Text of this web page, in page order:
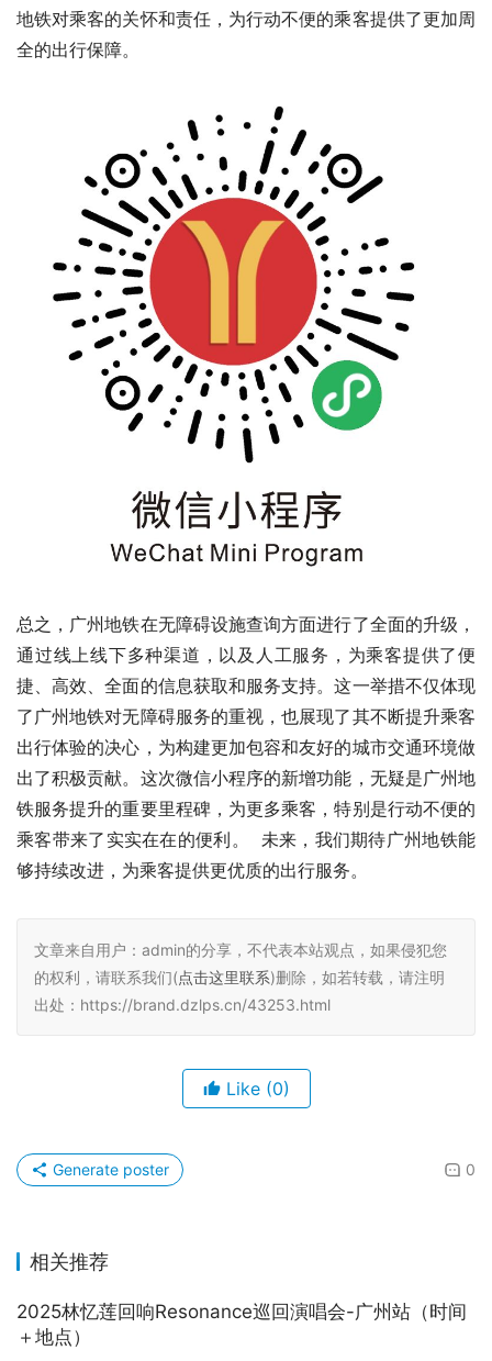
地铁对乘客的关怀和责任，为行动不便的乘客提供了更加周
全的出行保障。
总之，广州地铁在无障碍设施查询方面进行了全面的升级，
通过线上线下多种渠道，以及人工服务，为乘客提供了便
捷、高效、全面的信息获取和服务支持。这一举措不仅体现
了广州地铁对无障碍服务的重视，也展现了其不断提升乘客
出行体验的决心，为构建更加包容和友好的城市交通环境做
出了积极贡献。这次微信小程序的新增功能，无疑是广州地
铁服务提升的重要里程碑，为更多乘客，特别是行动不便的
乘客带来了实实在在的便利。  未来，我们期待广州地铁能
够持续改进，为乘客提供更优质的出行服务。
文章来自用户：admin的分享，不代表本站观点，如果侵犯您
的权利，请联系我们(点击这里联系)删除，如若转载，请注明
出处：https://brand.dzlps.cn/43253.html
Like (0)
0
Generate poster
相关推荐
2025林忆莲回响Resonance巡回演唱会-广州站（时间
＋地点）